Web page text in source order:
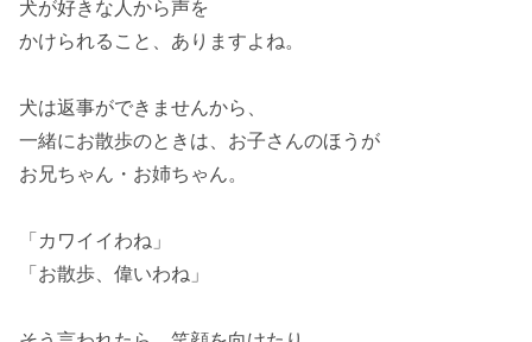
犬が好きな人から声を
かけられること
、ありますよね。
犬は返事ができませんから、
一緒にお散歩のときは、お子さんのほうが
お兄ちゃん・お姉ちゃん。
「カワイイわね」
「お散歩、偉いわね」